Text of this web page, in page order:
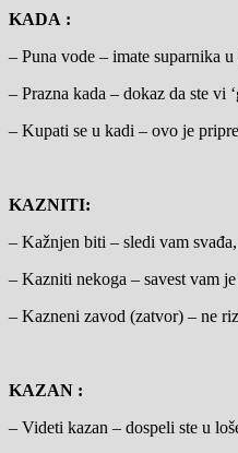
KADA :
– Puna vode – imate suparnika
– Prazna kada – dokaz da ste vi
– Kupati se u kadi – ovo je
KAZNITI:
– Kažnjen biti – sledi vam
– Kazniti nekoga – savest vam
– Kazneni zavod (zatvor) – ne
KAZAN :
– Videti kazan – dospeli ste u